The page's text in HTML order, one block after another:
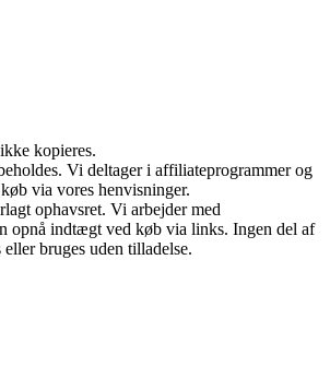
kopieres.
Vi deltager i affiliateprogrammer og
via vores henvisninger.
ophavsret. Vi arbejder med
opnå indtægt ved køb via links. Ingen del af
bruges uden tilladelse.